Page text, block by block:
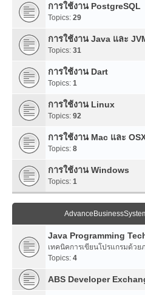
การใช้งาน PostgreSQL
Topics: 29
การใช้งาน Java และ
Topics: 31
การใช้งาน Dart
Topics: 1
การใช้งาน Linux
Topics: 92
การใช้งาน Mac และ
Topics: 8
การใช้งาน Windows
Topics: 1
Java Programming
เทคนิคการเขียนโปรแกรมด้วย
Topics: 4
ABS Developer